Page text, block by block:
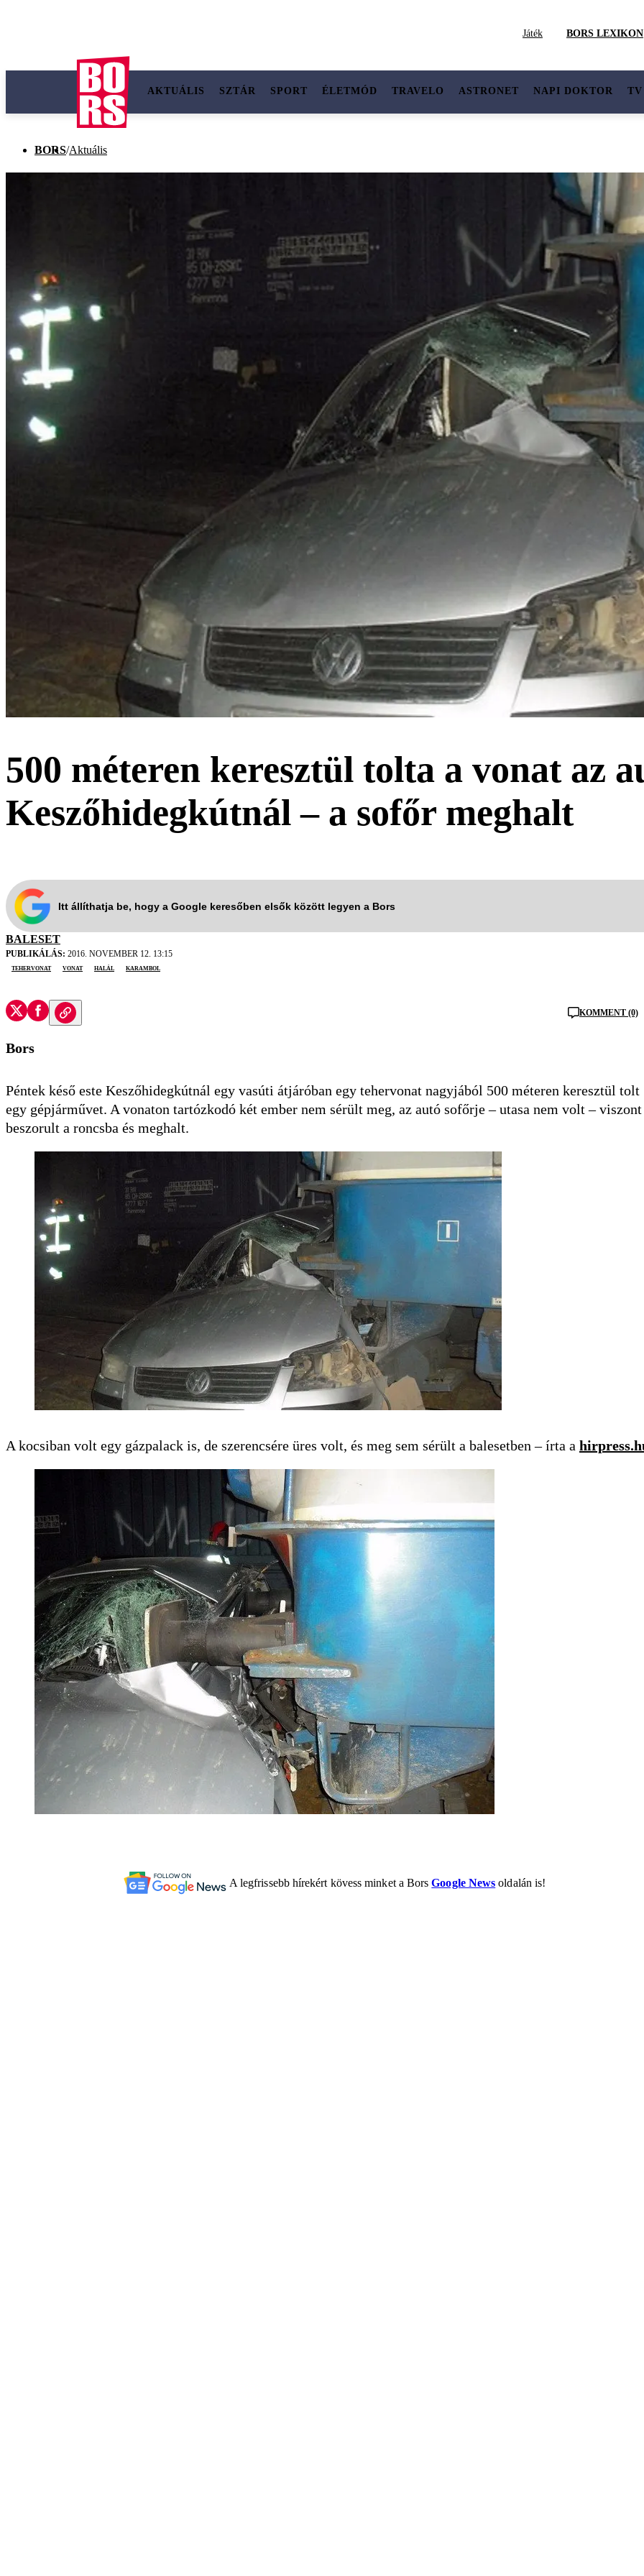
Játék BORS LEXIKON
AKTUÁLIS SZTÁR SPORT ÉLETMÓD TRAVELO ASTRONET NAPI DOKTOR TV
BORS/Aktuális
500 méteren keresztül tolta a vonat az
Keszőhidegkútnál – a sofőr meghalt
Itt állíthatja be, hogy a Google keresőben elsők között legyen a Bors
BALESET
PUBLIKÁLÁS: 2016. NOVEMBER 12. 13:15
tehervonat
vonat halál karambol
KOMMENT (0)
Bors
Péntek késő este Keszőhidegkútnál egy vasúti átjáróban egy tehervonat nagyjából 500 méteren keresztül tolt
egy gépjárművet. A vonaton tartózkodó két ember nem sérült meg, az autó sofőrje – utasa nem volt – viszont
beszorult a roncsba és meghalt.
A kocsiban volt egy gázpalack is, de szerencsére üres volt, és meg sem sérült a balesetben – írta a
A legfrissebb hírekért kövess minket a BorsGoogle News oldalán is!